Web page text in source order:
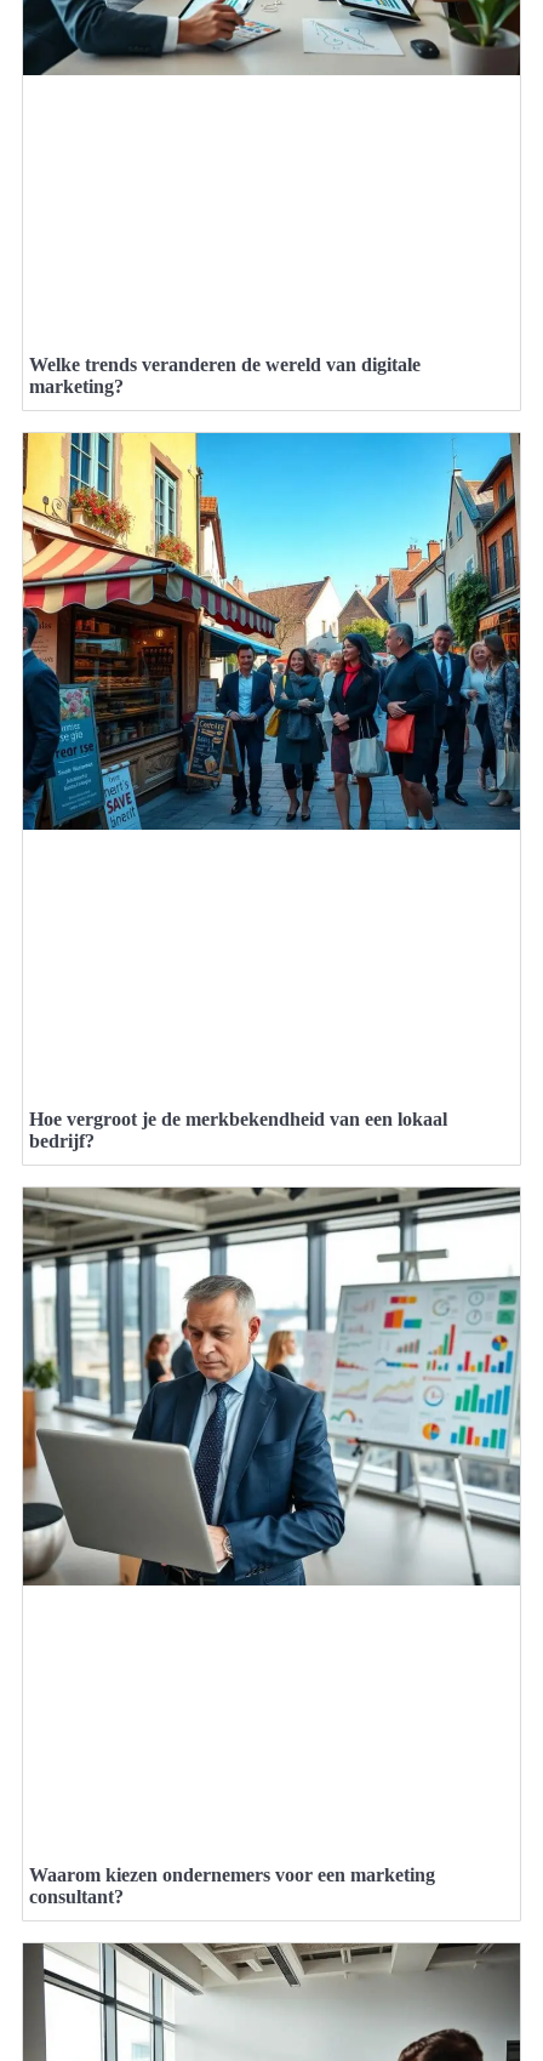
Welke trends veranderen de wereld van digitale
marketing?
Hoe vergroot je de merkbekendheid van een lokaal
bedrijf?
Waarom kiezen ondernemers voor een marketing
consultant?